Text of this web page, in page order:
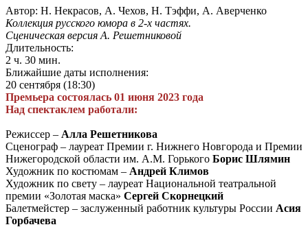
Автор: Н. Некрасов, А. Чехов, Н. Тэффи, А. Аверченко
Коллекция русского юмора в 2-х частях.
Сценическая версия А. Решетниковой
Длительность:
2 ч. 30 мин.
Ближайшие даты исполнения:
20 сентября (18:30)
Премьера состоялась 01 июня 2023 года
Над спектаклем работали:
Режиссер – Алла Решетникова
Сценограф – лауреат Премии г. Нижнего Новгорода и Премии
Нижегородской области им. А.М. Горького Борис Шлямин
Художник по костюмам – Андрей Климов
Художник по свету – лауреат Национальной театральной
премии «Золотая маска» Сергей Скорнецкий
Балетмейстер – заслуженный работник культуры России Асия
Горбачева